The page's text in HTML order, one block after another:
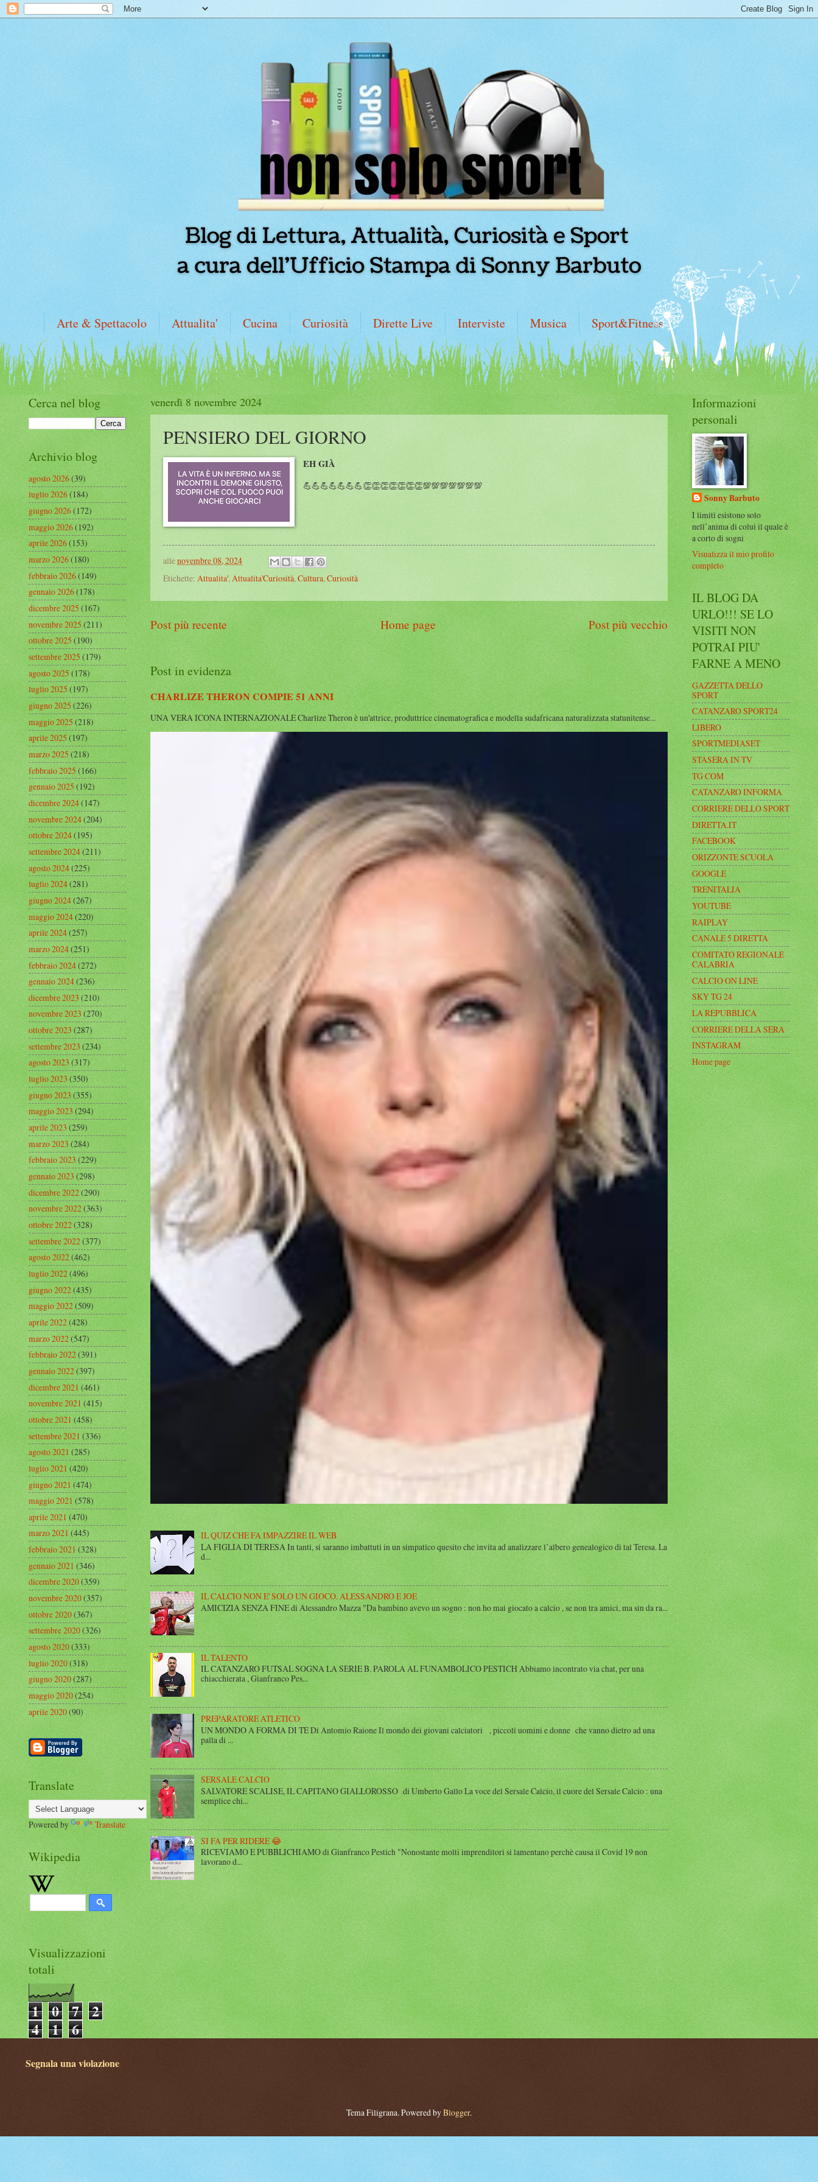
Arte & Spettacolo Attualita' Cucina Curiosità Dirette Live Interviste Musica Sport&Fitness
venerdì 8 novembre 2024
PENSIERO DEL GIORNO
EH GIÀ
💪💪💪💪💪💪💪👏👏👏👏👏👏👏💯💯💯💯💯💯💯
allenovembre 08, 2024
Etichette: Attualita',Attualita'Curiosità,Cultura,Curiosità
Post più recente Post più vecchio
Home page
Post in evidenza
CHARLIZE THERON COMPIE 51 ANNI
UNA VERA ICONA INTERNAZIONALE Charlize Theron è un'attrice, produttrice cinematografica e modella sudafricana naturalizzata statunitense...
IL QUIZ CHE FA IMPAZZIRE IL WEB
LA FIGLIA DI TERESA In tanti, si saranno imbattuti in un simpatico quesito che invita ad analizzare l’albero genealogico di tal Teresa. La
d...
IL CALCIO NON E' SOLO UN GIOCO. ALESSANDRO E JOE
AMICIZIA SENZA FINE di Alessandro Mazza "Da bambino avevo un sogno : non ho mai giocato a calcio , se non tra amici, ma sin da ra...
IL TALENTO
IL CATANZARO FUTSAL SOGNA LA SERIE B. PAROLA AL FUNAMBOLICO PESTICH Abbiamo incontrato via chat, per una
chiacchierata , Gianfranco Pes...
PREPARATORE ATLETICO
UN MONDO A FORMA DI TE Di Antomio Raione Il mondo dei giovani calciatori , piccoli uomini e donne che vanno dietro ad una
palla di ...
SERSALE CALCIO
SALVATORE SCALISE, IL CAPITANO GIALLOROSSO di Umberto Gallo La voce del Sersale Calcio, il cuore del Sersale Calcio : una
semplice chi...
SI FA PER RIDERE 😂
RICEVIAMO E PUBBLICHIAMO di Gianfranco Pestich "Nonostante molti imprenditori si lamentano perchè causa il Covid 19 non
lavorano d...
Cerca nel blog
Archivio blog
agosto 2026(39)
luglio 2026(184)
giugno 2026(172)
maggio 2026(192)
aprile 2026(153)
marzo 2026(180)
febbraio 2026(149)
gennaio 2026(178)
dicembre 2025(167)
novembre 2025(211)
ottobre 2025(190)
settembre 2025(179)
agosto 2025(178)
luglio 2025(197)
giugno 2025(226)
maggio 2025(218)
aprile 2025(197)
marzo 2025(218)
febbraio 2025(166)
gennaio 2025(192)
dicembre 2024(147)
novembre 2024(204)
ottobre 2024(195)
settembre 2024(211)
agosto 2024(225)
luglio 2024(281)
giugno 2024(267)
maggio 2024(220)
aprile 2024(257)
marzo 2024(251)
febbraio 2024(272)
gennaio 2024(236)
dicembre 2023(210)
novembre 2023(270)
ottobre 2023(287)
settembre 2023(234)
agosto 2023(317)
luglio 2023(350)
giugno 2023(355)
maggio 2023(294)
aprile 2023(259)
marzo 2023(284)
febbraio 2023(229)
gennaio 2023(298)
dicembre 2022(290)
novembre 2022(363)
ottobre 2022(328)
settembre 2022(377)
agosto 2022(462)
luglio 2022(496)
giugno 2022(435)
maggio 2022(509)
aprile 2022(428)
marzo 2022(547)
febbraio 2022(391)
gennaio 2022(397)
dicembre 2021(461)
novembre 2021(415)
ottobre 2021(458)
settembre 2021(336)
agosto 2021(285)
luglio 2021(420)
giugno 2021(474)
maggio 2021(578)
aprile 2021(470)
marzo 2021(445)
febbraio 2021(328)
gennaio 2021(346)
dicembre 2020(359)
novembre 2020(357)
ottobre 2020(367)
settembre 2020(326)
agosto 2020(333)
luglio 2020(318)
giugno 2020(287)
maggio 2020(254)
aprile 2020(90)
Translate
Powered by Translate
Wikipedia
Visualizzazioni
totali
1 0 7 2
4 1 6
Informazioni
personali
Sonny Barbuto
I limiti esistono solo
nell’anima di colui il quale è
a corto di sogni
Visualizza il mio profilo
completo
IL BLOG DA
URLO!!! SE LO
VISITI NON
POTRAI PIU'
FARNE A MENO
GAZZETTA DELLO
SPORT
CATANZARO SPORT24
LIBERO
SPORTMEDIASET
STASERA IN TV
TG COM
CATANZARO INFORMA
CORRIERE DELLO SPORT
DIRETTA.IT
FACEBOOK
ORIZZONTE SCUOLA
GOOGLE
TRENITALIA
YOUTUBE
RAIPLAY
CANALE 5 DIRETTA
COMITATO REGIONALE
CALABRIA
CALCIO ON LINE
SKY TG 24
LA REPUBBLICA
CORRIERE DELLA SERA
INSTAGRAM
Home page
Segnala una violazione
Tema Filigrana. Powered byBlogger.